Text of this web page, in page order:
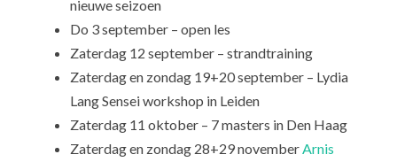
nieuwe seizoen
Do 3 september – open les
Zaterdag 12 september – strandtraining
Zaterdag en zondag 19+20 september – Lydia
Lang Sensei workshop in Leiden
Zaterdag 11 oktober – 7 masters in Den Haag
Zaterdag en zondag 28+29 novemberArnis